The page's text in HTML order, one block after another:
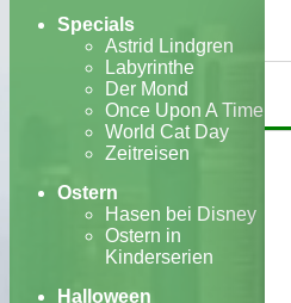
Specials
Astrid Lindgren
Labyrinthe
Der Mond
Once Upon A Time
World Cat Day
Zeitreisen
Ostern
Hasen bei Disney
Ostern in
Kinderserien
Halloween